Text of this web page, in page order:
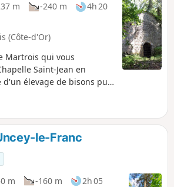
m -240 m
4h 20
(Côte-d'Or)
Martrois qui vous
Saint-Jean en
élevage de bisons puis
le-Franc
m -160 m
2h 05